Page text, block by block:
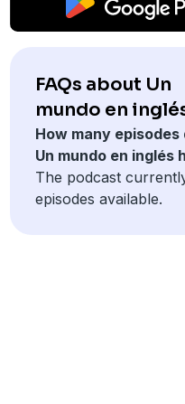
FAQs about Un
mundo en
How many episodes
Un mundo en inglés
The podcast
episodes available.